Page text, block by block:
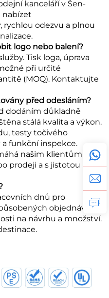
kanceláří v Šen-
nabízet
rychlou odezvu a plnou
logo nebo balení?
Tisk loga, úprava
při určité
(MOQ). Kontaktujte
před odesláním?
dodáním důkladně
stálá kvalita a výkon.
testy točivého
funkční inspekce.
našim klientům
prodeji a s jistotou
dnů pro
objednávek
na návrhu a množství.